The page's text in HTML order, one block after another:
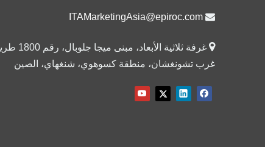

ITAMarketingAsia@epiroc.com

غرفة ثلاثية الأبعاد، مبنى ميجا
غرب تشونغشان، منطقة كسوهوي، شنغهاي، الصين